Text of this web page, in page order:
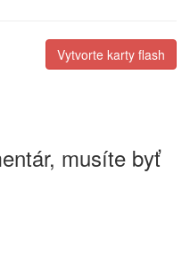
Vytvorte karty flash
musíte byť